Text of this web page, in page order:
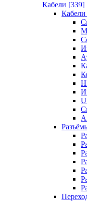
Кабели [339]
Кабели